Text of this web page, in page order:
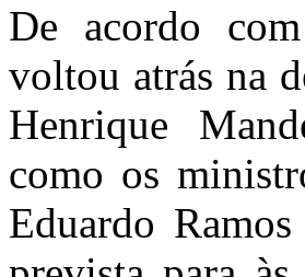
De acordo
voltou atrás na
Henrique
como os
Eduardo